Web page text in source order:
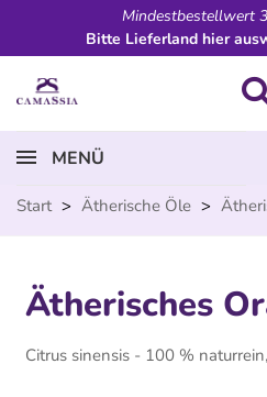
Mindestbestellwert
Bitte Lieferland hier
MENÜ
Start > Ätherische Öle >
Ätherisches
Citrus sinensis - 100 %